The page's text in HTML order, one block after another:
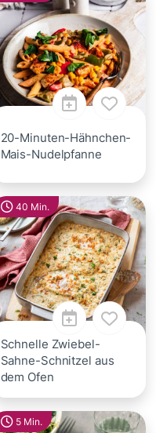
20-Minuten-Hähnchen-
Mais-Nudelpfanne
40 Min.
Schnelle Zwiebel-
Sahne-Schnitzel aus
dem Ofen
5 Min.